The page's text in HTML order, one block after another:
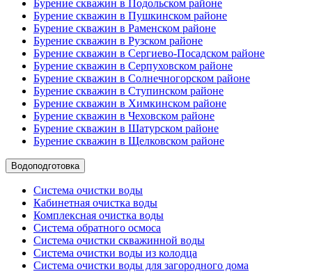
Бурение скважин в Подольском районе
Бурение скважин в Пушкинском районе
Бурение скважин в Раменском районе
Бурение скважин в Рузском районе
Бурение скважин в Сергиево-Посадском районе
Бурение скважин в Серпуховском районе
Бурение скважин в Солнечногорском районе
Бурение скважин в Ступинском районе
Бурение скважин в Химкинском районе
Бурение скважин в Чеховском районе
Бурение скважин в Шатурском районе
Бурение скважин в Щелковском районе
Водоподготовка
Система очистки воды
Кабинетная очистка воды
Комплексная очистка воды
Система обратного осмоса
Система очистки скважинной воды
Система очистки воды из колодца
Система очистки воды для загородного дома